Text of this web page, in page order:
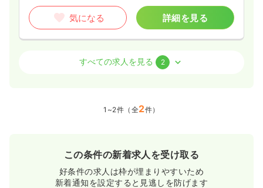
気になる 詳細を見る
正・准看護師
万円/月 賞与2回
気になる 詳細を見る
すべての求人を見る 2
1~2件（全2件）
この条件の新着求人を受け取る
好条件の求人は枠が埋まりやすいため
新着通知を設定すると見逃しを防げます